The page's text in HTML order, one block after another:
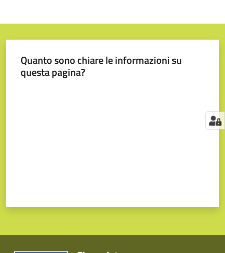
Quanto sono chiare le informazioni su
questa pagina?